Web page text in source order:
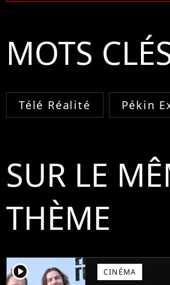
MOTS
Télé Réalité Pékin
SUR LE
THÈME
player2 CINÉMA